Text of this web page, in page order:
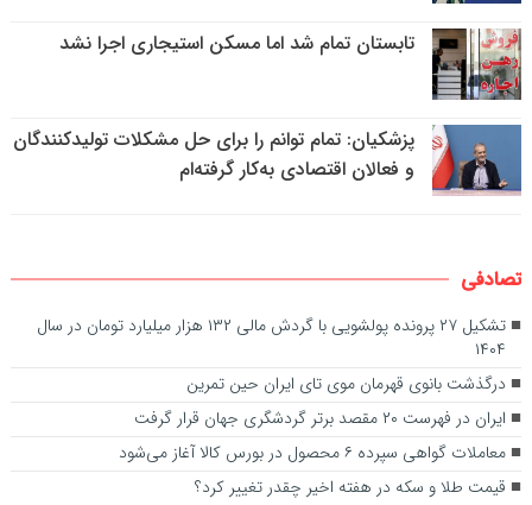
تابستان تمام شد اما مسکن استیجاری اجرا نشد
پزشکیان: تمام توانم را برای حل مشکلات تولیدکنندگان
و فعالان اقتصادی به‌کار گرفته‌ام
تصادفی
تشکیل ۲۷ پرونده پولشویی با گردش مالی ۱۳۲ هزار میلیارد تومان در سال
۱۴۰۴
درگذشت بانوی قهرمان موی تای ایران حین تمرین
ایران در فهرست ۲۰ مقصد برتر گردشگری جهان قرار گرفت
معاملات گواهی سپرده ۶ محصول در بورس کالا آغاز می‌شود
قیمت طلا و سکه در هفته اخیر چقدر تغییر کرد؟